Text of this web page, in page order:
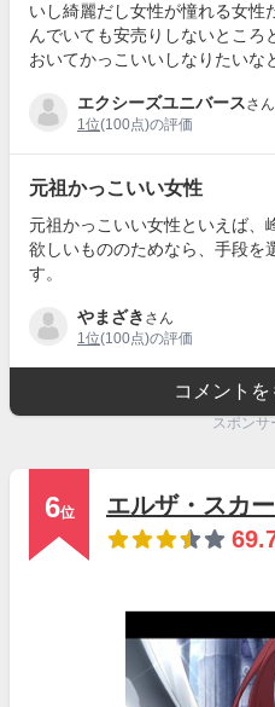
いし綺麗だし女性が憧れる女性
んでいても安売りしないところ
おいてかっこいいしなりたいな
エクシーズユニバースさん
1位(100点)の評価
元祖かっこいい女性
元祖かっこいい女性といえば、
欲しいもののためなら、手段を
す。
やまざき さん
1位(100点)の評価
コメント
スポンサ
6位
エルザ・スカ